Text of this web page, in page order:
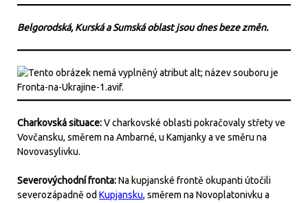
Belgorodská, Kurská a Sumská oblast jsou dnes beze změn.
Charkovská situace:V charkovské oblasti pokračovaly střety ve
Vovčansku, směrem na Ambarné, u Kamjanky a ve směru na
Novovasylivku.
Severovýchodní fronta:Na kupjanské frontě okupanti útočili
severozápadně od Kupjansku, směrem na Novoplatonivku a